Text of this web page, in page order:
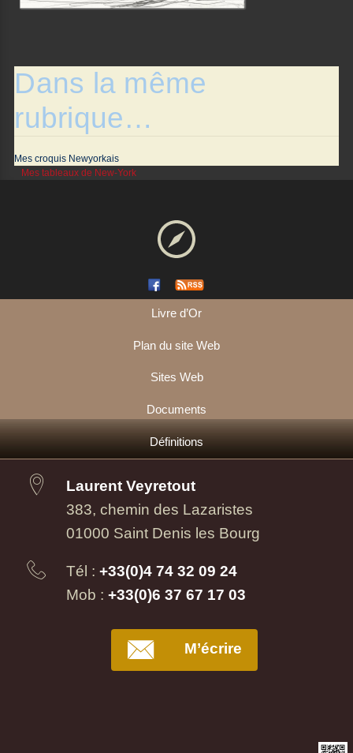
Dans la même
rubrique…
Mes croquis Newyorkais
Mes tableaux de New-York
Livre d’Or
Plan du site Web
Sites Web
Documents
Définitions
Laurent Veyretout
383, chemin des Lazaristes
01000 Saint Denis les Bourg
Tél : +33(0)4 74 32 09 24
Mob : +33(0)6 37 67 17 03
M’écrire